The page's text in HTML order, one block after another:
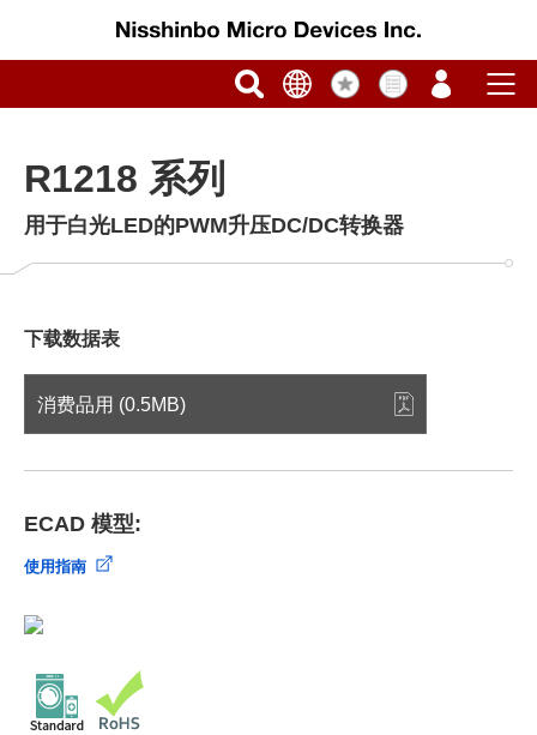
R1218 系列
用于白光LED的PWM升压DC/DC转换器
下载数据表
消费品用 (0.5MB)
ECAD 模型:
使用指南